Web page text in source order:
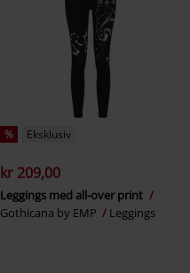
% Eksklusiv
kr 209,00
Leggings med all-over print
Gothicana by EMP
Leggings